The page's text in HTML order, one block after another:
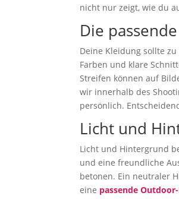
nicht nur zeigt, wie du
Die
Deine Kleidung sollte
Farben und klare
Streifen können auf
wir innerhalb des
persönlich.
Licht und
Licht und Hintergrund
und eine freundliche
betonen. Ein neutraler
eine passende